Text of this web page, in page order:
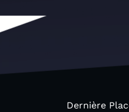
Dernière